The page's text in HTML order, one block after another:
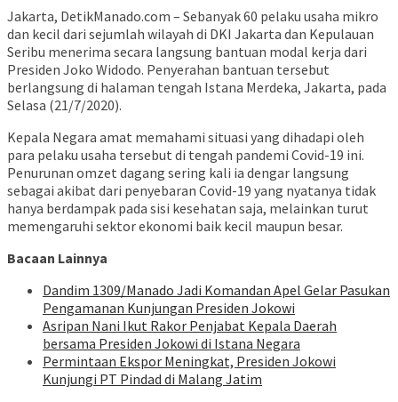
Jakarta, DetikManado.com – Sebanyak 60 pelaku usaha mikro
dan kecil dari sejumlah wilayah di DKI Jakarta dan Kepulauan
Seribu menerima secara langsung bantuan modal kerja dari
Presiden Joko Widodo. Penyerahan bantuan tersebut
berlangsung di halaman tengah Istana Merdeka, Jakarta, pada
Selasa (21/7/2020).
Kepala Negara amat memahami situasi yang dihadapi oleh
para pelaku usaha tersebut di tengah pandemi Covid-19 ini.
Penurunan omzet dagang sering kali ia dengar langsung
sebagai akibat dari penyebaran Covid-19 yang nyatanya tidak
hanya berdampak pada sisi kesehatan saja, melainkan turut
memengaruhi sektor ekonomi baik kecil maupun besar.
Bacaan Lainnya
Dandim 1309/Manado Jadi Komandan Apel Gelar Pasukan
Pengamanan Kunjungan Presiden Jokowi
Asripan Nani Ikut Rakor Penjabat Kepala Daerah
bersama Presiden Jokowi di Istana Negara
Permintaan Ekspor Meningkat, Presiden Jokowi
Kunjungi PT Pindad di Malang Jatim